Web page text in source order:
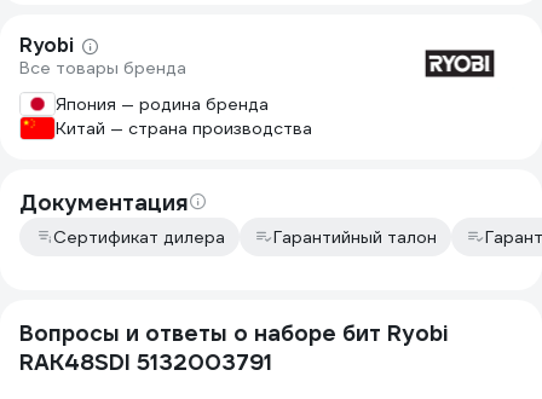
Ryobi
Все товары бренда
Япония — родина бренда
Китай — страна производства
Документация
Сертификат дилера Гарантийный талон
Вопросы и ответы о наборе бит Ryobi
RAK48SDI 5132003791